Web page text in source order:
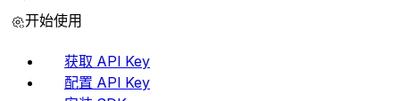
开始使用
获取 API Key
配置 API Key